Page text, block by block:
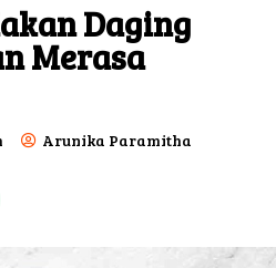
Daging
Merasa
Arunika Paramitha